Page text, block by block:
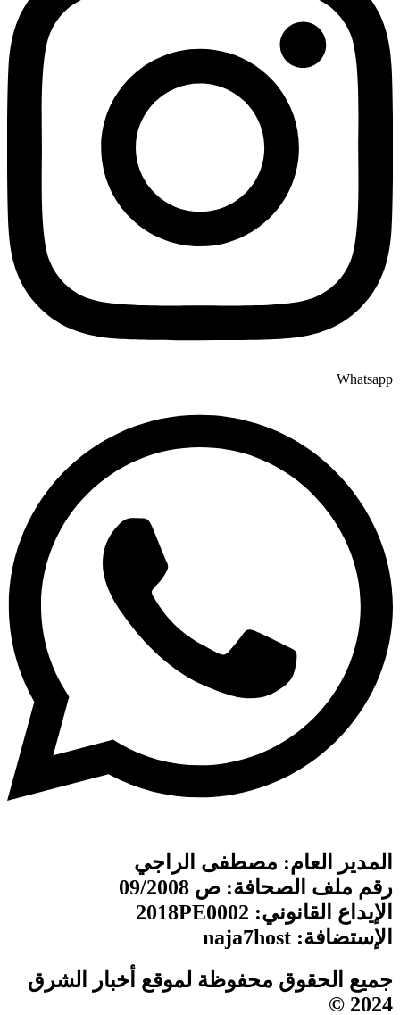
Whatsapp
المدير العام: مصطفى الراجي
رقم ملف الصحافة: ص 09/2008
الإيداع القانوني: 2018PE0002
الإستضافة: naja7host
جميع الحقوق محفوظة لموقع أخبار الشرق
2024 ©